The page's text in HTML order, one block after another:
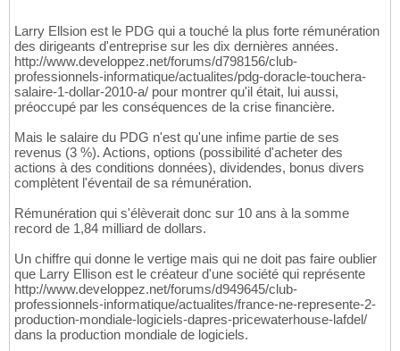
Larry Ellsion est le PDG qui a touché la plus forte rémunération
des dirigeants d'entreprise sur les dix dernières années.
http://www.developpez.net/forums/d798156/club-
professionnels-informatique/actualites/pdg-doracle-touchera-
salaire-1-dollar-2010-a/ pour montrer qu'il était, lui aussi,
préoccupé par les conséquences de la crise financière.
Mais le salaire du PDG n'est qu'une infime partie de ses
revenus (3 %). Actions, options (possibilité d'acheter des
actions à des conditions données), dividendes, bonus divers
complètent l'éventail de sa rémunération.
Rémunération qui s'élèverait donc sur 10 ans à la somme
record de 1,84 milliard de dollars.
Un chiffre qui donne le vertige mais qui ne doit pas faire oublier
que Larry Ellison est le créateur d'une société qui représente
http://www.developpez.net/forums/d949645/club-
professionnels-informatique/actualites/france-ne-represente-2-
production-mondiale-logiciels-dapres-pricewaterhouse-lafdel/
dans la production mondiale de logiciels.